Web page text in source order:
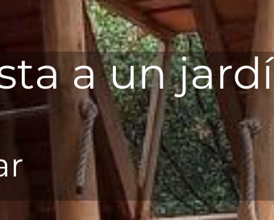
a un jardí